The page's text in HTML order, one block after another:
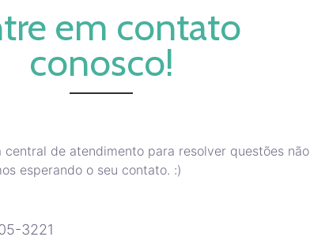
em contato
conosco!
central de atendimento para resolver questões não
esperando o seu contato. :)
3221